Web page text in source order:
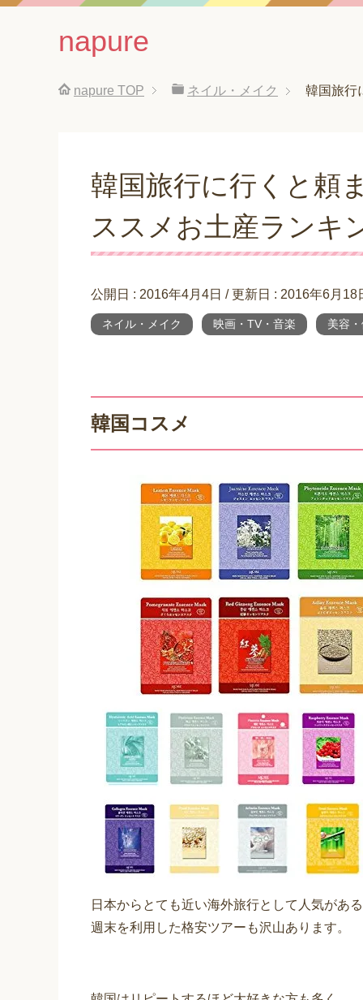
napure
napure TOP ネイル・メイク 韓国旅行
韓国旅行に行くと頼
ススメお土産ランキ
公開日 : 2016年4月4日 / 更新日 : 2016年6月18
ネイル・メイク 映画・TV・音楽 美容
韓国コスメ
日本からとても近い海外旅行として人気があ
週末を利用した格安ツアーも沢山あります。